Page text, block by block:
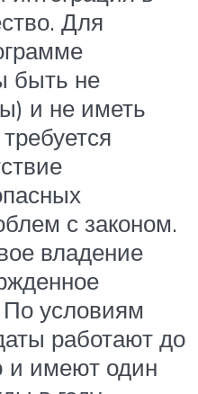
Для
быть не
и не иметь
с законом.
владение
условиям
работают до
и имеют один